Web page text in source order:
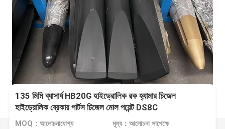
135 মিমি ব্যাসার্ধ HB20G হাইড্রোলিক রক হ্যামার চিজেল
হাইড্রোলিক ব্রেকার পার্টস চিজেল মোল পয়েন্ট DS8C
MOQ：আলোচনাযোগ্য মূল্য：আলোচনা সাপেক্ষে